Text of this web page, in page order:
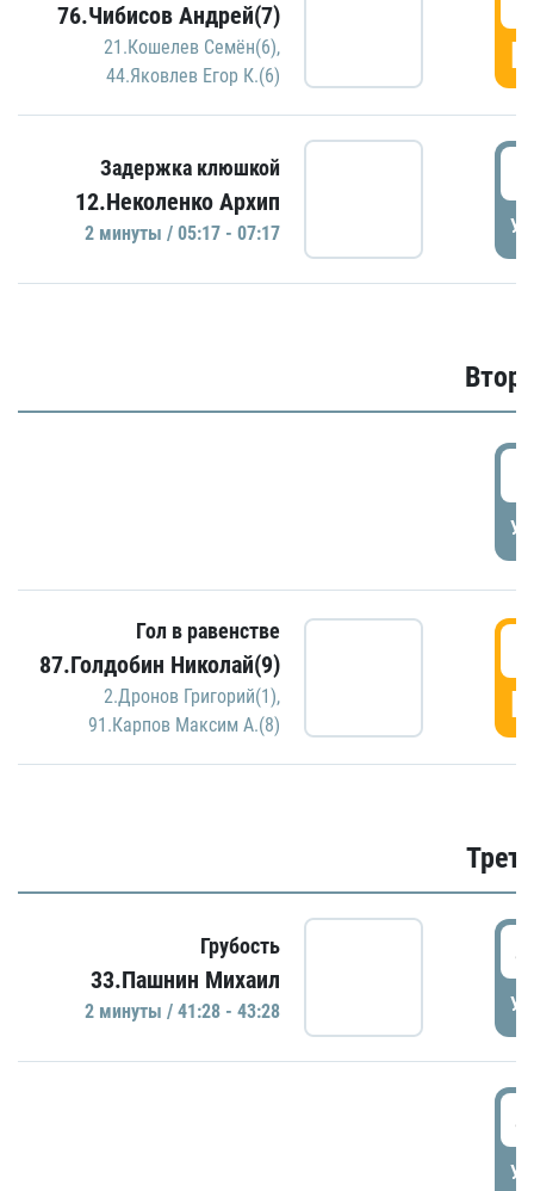
76.Чибисов Андрей(7)
21.Кошелев Семён(6),
44.Яковлев Егор К.(6)
Задержка клюшкой
12.Неколенко Архип
2 минуты / 05:17 - 07:17
Гол в равенстве
87.Голдобин Николай(9)
2.Дронов Григорий(1),
91.Карпов Максим А.(8)
Грубость
33.Пашнин Михаил
2 минуты / 41:28 - 43:28